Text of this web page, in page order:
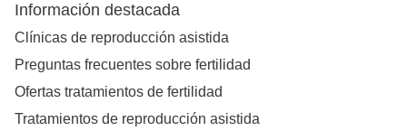
Información destacada
Clínicas de reproducción asistida
Preguntas frecuentes sobre fertilidad
Ofertas tratamientos de fertilidad
Tratamientos de reproducción asistida